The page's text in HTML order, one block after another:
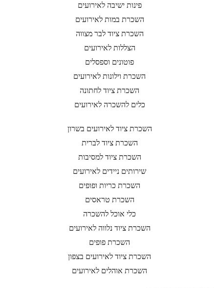
פינות ישיבה לאירועים
השכרת במות לאירועים
השכרת ציוד לבר מצווה
הצללות לאירועים
פוטונים וספסלים
השכרת וילונות לאירועים
השכרת ציוד לחתונה
כלים להשכרה לאירועים
השכרת ציוד לאירועים בשרון
השכרת ציוד לברית
השכרת ציוד למסיבות
שירותים ניידים לאירועים
השכרת כריות ופופים
השכרת טראסים
כלי אוכל להשכרה
השכרת ציוד נלווה לאירועים
השכרת פופים
השכרת ציוד לאירועים בצפון
השכרת אוהלים לאירועים